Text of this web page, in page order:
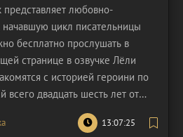
представляет любовно-
цикл писательницы
бесплатно прослушать в
странице в озвучке Лёли
с историей героини по
всего двадцать шесть лет от
занималась лишь
шее. Алисе надоело
13:07:25